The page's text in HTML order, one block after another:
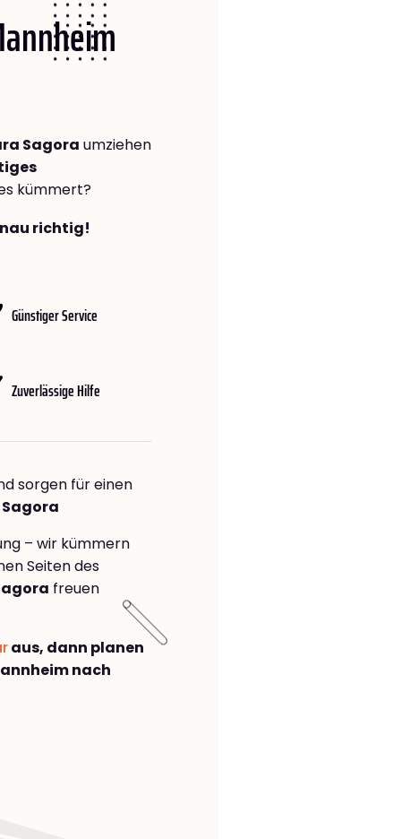
Sagora umziehen
kümmert?
richtig!
Günstiger Service
Zuverlässige Hilfe
sorgen für einen
– wir kümmern
Seiten des
freuen
aus, dann planen
nach